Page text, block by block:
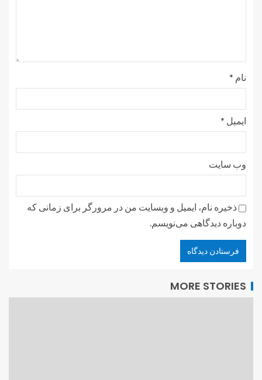
نام *
ایمیل *
وب‌ سایت
ذخیره نام، ایمیل و وبسایت من در مرورگر برای زمانی که
دوباره دیدگاهی می‌نویسم.
MORE STORIES